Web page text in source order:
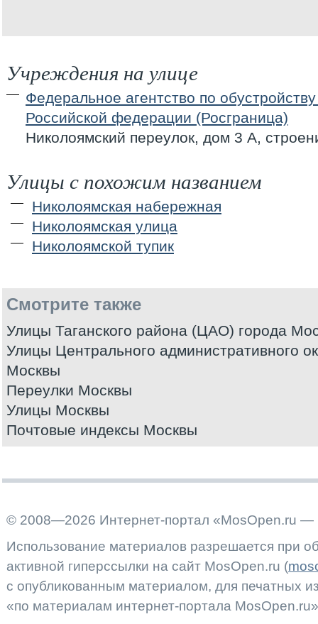
Учреждения на улице
Федеральное агентство по
Российской федерации (Росграница)
Николоямский переулок, дом 3 А,
Улицы с похожим названием
Николоямская набережная
Николоямская улица
Николоямской тупик
Смотрите также
Улицы Таганского района (ЦАО) города
Улицы Центрального административного
Москвы
Переулки Москвы
Улицы Москвы
Почтовые индексы Москвы
© 2008—2026 Интернет-портал «MosOpen.ru —
Использование материалов разрешается при
активной гиперссылки на сайт MosOpen.ru (
с опубликованным материалом, для печатных
«по материалам интернет-портала